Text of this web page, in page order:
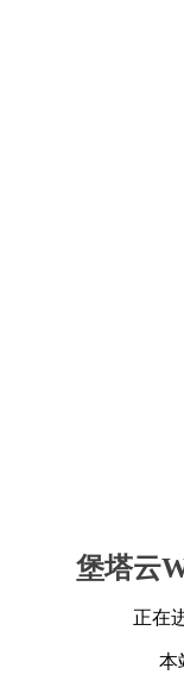
堡塔云
正在
本